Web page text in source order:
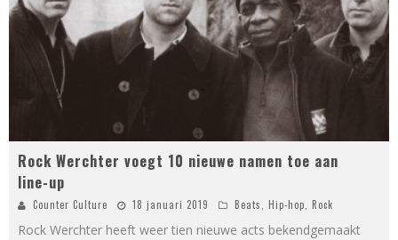
Rock Werchter voegt 10 nieuwe namen toe aan
line-up
Counter Culture 18 januari 2019 Beats Hip-hop Rock
Rock Werchter heeft weer tien nieuwe acts bekendgemaakt